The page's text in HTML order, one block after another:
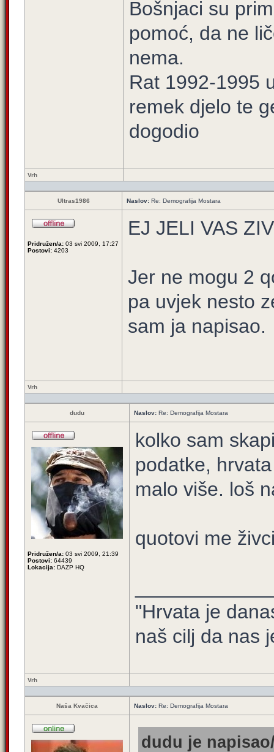
Bošnjaci su
pomoć, da ne
nema.
Rat 1992-1995
remek djelo te
dogodio
Vrh
Ultras1986 Naslov: Re: Demografija Mostara
Pridružen/a: 03 svi 2009, 17:27
Postovi: 4203
EJ JELI VAS
Jer ne mogu 2
pa uvjek nesto
sam ja napisao.
Vrh
dudu Naslov: Re: Demografija Mostara
Pridružen/a: 03 svi 2009, 21:39
Postovi: 64439
Lokacija: DAZP HQ
kolko sam
podatke,
malo više. loš
quotovi me
"Hrvata je
naš cilj da nas
Vrh
Naša Kvačica Naslov: Re: Demografija Mostara
dudu je